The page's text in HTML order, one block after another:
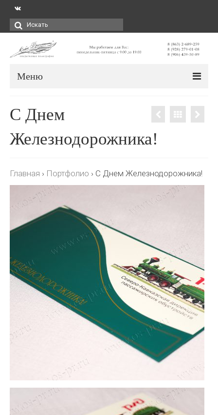
Искать:
Меню
С Днем
Железнодорожника!
Главная › Портфолио › С Днем Железнодорожника!